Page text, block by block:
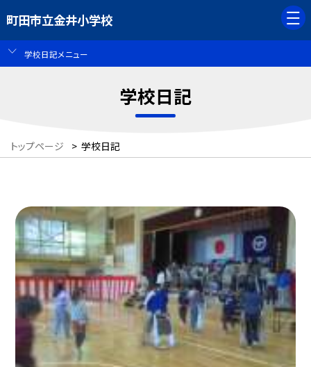
町田市立金井小学校
学校日記メニュー
学校日記
トップページ > 学校日記